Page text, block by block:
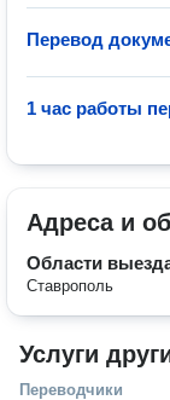
Перевод
1 час работы
Адреса и
Области
Ставрополь
Услуги
Переводчики